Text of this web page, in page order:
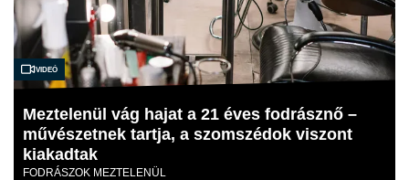
Videó
Meztelenül vág hajat a 21 éves fodrásznő –
művészetnek tartja, a szomszédok viszont
kiakadtak
FODRÁSZOK MEZTELENÜL